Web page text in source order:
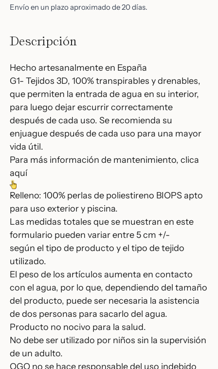
Envío en un plazo aproximado de 20 días.
Descripción
Hecho artesanalmente en España
G1- Tejidos 3D, 100% transpirables y drenables,
que permiten la entrada de agua en su interior,
para luego dejar escurrir correctamente
después de cada uso. Se recomienda su
enjuague después de cada uso para una mayor
vida útil.
Para más información de mantenimiento, clica
aquí
Relleno: 100% perlas de poliestireno BIOPS apto
para uso exterior y piscina.
Las medidas totales que se muestran en este
formulario pueden variar entre 5 cm +/-
según el tipo de producto y el tipo de tejido
utilizado.
El peso de los artículos aumenta en contacto
con el agua, por lo que, dependiendo del tamaño
del producto, puede ser necesaria la asistencia
de dos personas para sacarlo del agua.
Producto no nocivo para la salud.
No debe ser utilizado por niños sin la supervisión
de un adulto.
OGO no se hace responsable del uso indebido